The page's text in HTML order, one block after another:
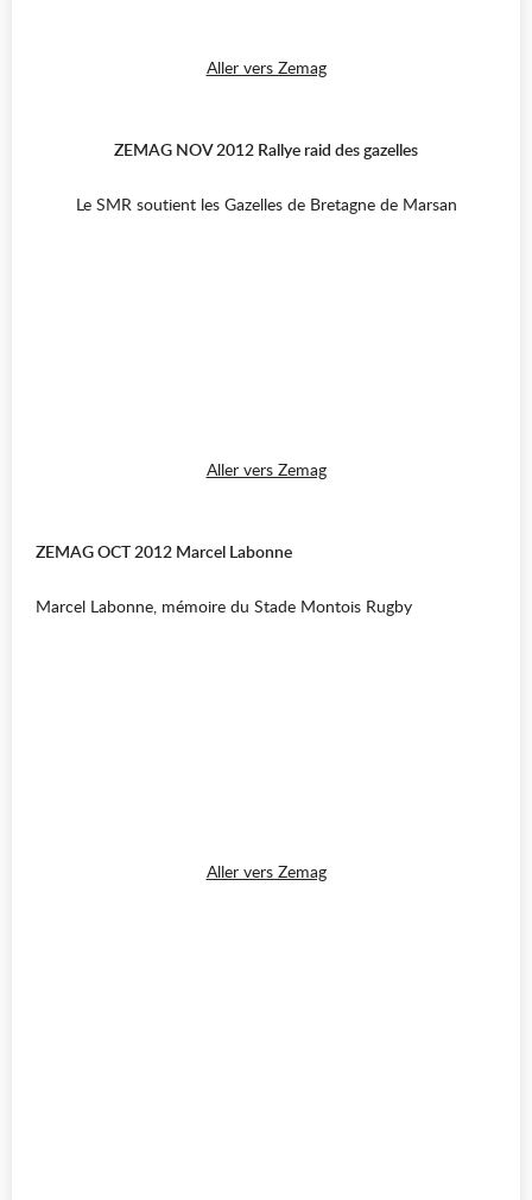
Aller vers Zemag
ZEMAG NOV 2012 Rallye raid des gazelles
Le SMR soutient les Gazelles de Bretagne de Marsan
Aller vers Zemag
ZEMAG OCT 2012 Marcel Labonne
Marcel Labonne, mémoire du Stade Montois Rugby
Aller vers Zemag